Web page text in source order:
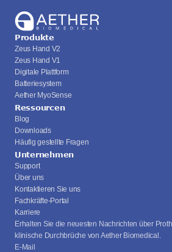
Produkte
Zeus Hand V2
Zeus Hand V1
Digitale Plattform
Batteriesystem
Aether MyoSense
Ressourcen
Blog
Downloads
Häufig gestellte Fragen
Unternehmen
Support
Über uns
Kontaktieren Sie uns
Fachkräfte-Portal
Karriere
Erhalten Sie die neuesten Nachrichten über
klinische Durchbrüche von Aether Biomedical.
E-Mail